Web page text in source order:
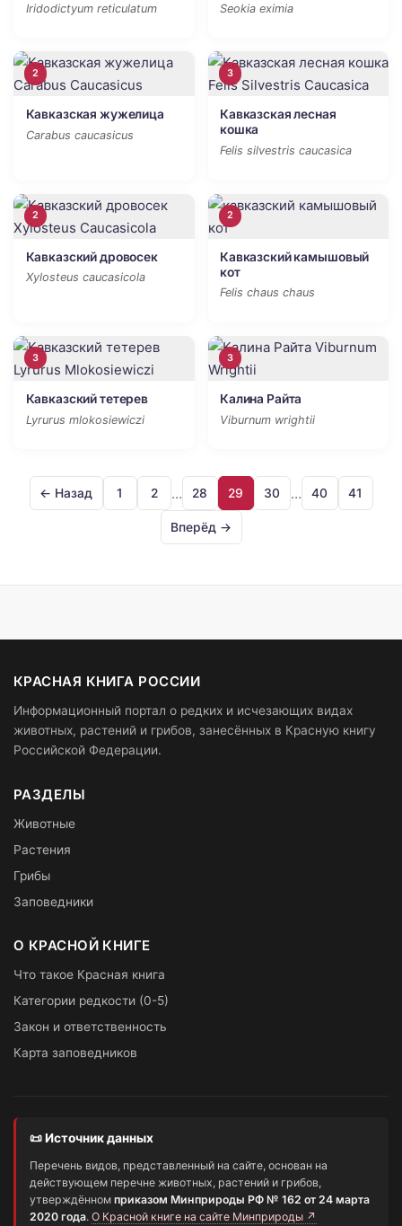
Iridodictyum reticulatum Seokia eximia
2
Кавказская жужелица
Carabus caucasicus
3
Кавказская лесная
кошка
Felis silvestris caucasica
2
Кавказский дровосек
Xylosteus caucasicola
2
Кавказский камышовый
кот
Felis chaus chaus
3
Кавказский тетерев
Lyrurus mlokosiewiczi
3
Калина Райта
Viburnum wrightii
← Назад 1 2 … 28 29 30 … 40 41
Вперёд →
КРАСНАЯ КНИГА РОССИИ
Информационный портал о редких и исчезающих видах
животных, растений и грибов, занесённых в Красную книгу
Российской Федерации.
РАЗДЕЛЫ
Животные
Растения
Грибы
Заповедники
О КРАСНОЙ КНИГЕ
Что такое Красная книга
Категории редкости (0-5)
Закон и ответственность
Карта заповедников
📜 Источник данных
Перечень видов, представленный на сайте, основан на
действующем перечне животных, растений и грибов,
утверждённом приказом Минприроды РФ № 162 от 24 марта
2020 года. О Красной книге на сайте Минприроды ↗